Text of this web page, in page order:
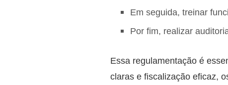
Em seguida, treinar
Por fim, realizar
Essa regulamentação é
claras e fiscalização eficaz,